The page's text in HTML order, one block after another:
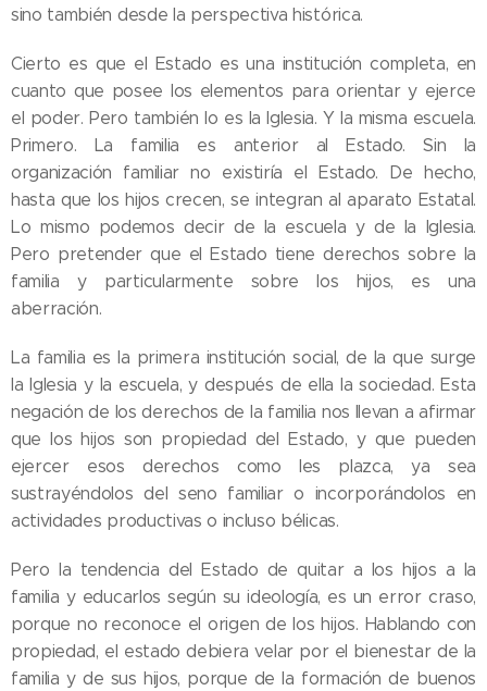
sino también desde la perspectiva histórica.
Cierto es que el Estado es una institución completa, en
cuanto que posee los elementos para orientar y ejerce
el poder. Pero también lo es la Iglesia. Y la misma escuela.
Primero. La familia es anterior al Estado. Sin la
organización familiar no existiría el Estado. De hecho,
hasta que los hijos crecen, se integran al aparato Estatal.
Lo mismo podemos decir de la escuela y de la Iglesia.
Pero pretender que el Estado tiene derechos sobre la
familia y particularmente sobre los hijos, es una
aberración.
La familia es la primera institución social, de la que surge
la Iglesia y la escuela, y después de ella la sociedad. Esta
negación de los derechos de la familia nos llevan a afirmar
que los hijos son propiedad del Estado, y que pueden
ejercer esos derechos como les plazca, ya sea
sustrayéndolos del seno familiar o incorporándolos en
actividades productivas o incluso bélicas.
Pero la tendencia del Estado de quitar a los hijos a la
familia y educarlos según su ideología, es un error craso,
porque no reconoce el origen de los hijos. Hablando con
propiedad, el estado debiera velar por el bienestar de la
familia y de sus hijos, porque de la formación de buenos